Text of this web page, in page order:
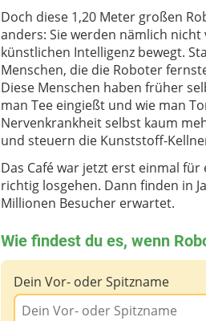
Doch diese 1,20 Meter großen
anders: Sie werden nämlich nicht
künstlichen Intelligenz bewegt.
Menschen, die die Roboter
Diese Menschen haben früher
man Tee eingießt und wie man
Nervenkrankheit selbst kaum
und steuern die Kunststoff-
Das Café war jetzt erst einmal
richtig losgehen. Dann finden in
Millionen Besucher erwartet.
Wie findest du es, wenn
Dein Vor- oder Spitzname